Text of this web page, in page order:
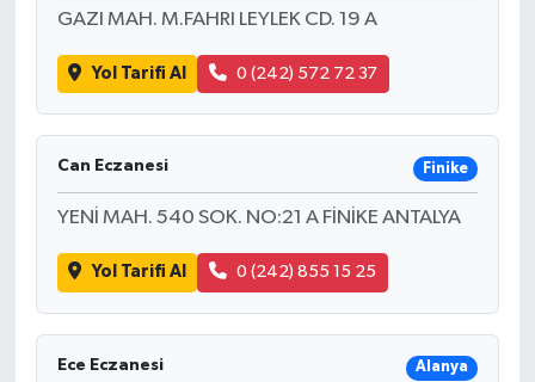
GAZI MAH. M.FAHRI LEYLEK CD. 19 A
Yol Tarifi Al 0 (242) 572 72 37
Can Eczanesi Finike
YENİ MAH. 540 SOK. NO:21 A FİNİKE ANTALYA
Yol Tarifi Al 0 (242) 855 15 25
Ece Eczanesi Alanya